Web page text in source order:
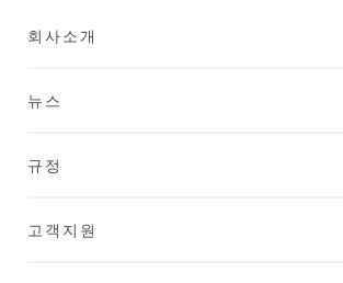
회사소개
뉴스
규정
고객지원